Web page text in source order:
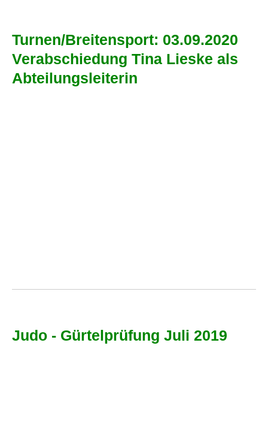
Turnen/Breitensport: 03.09.2020
Verabschiedung Tina Lieske als
Abteilungsleiterin
Judo - Gürtelprüfung Juli 2019